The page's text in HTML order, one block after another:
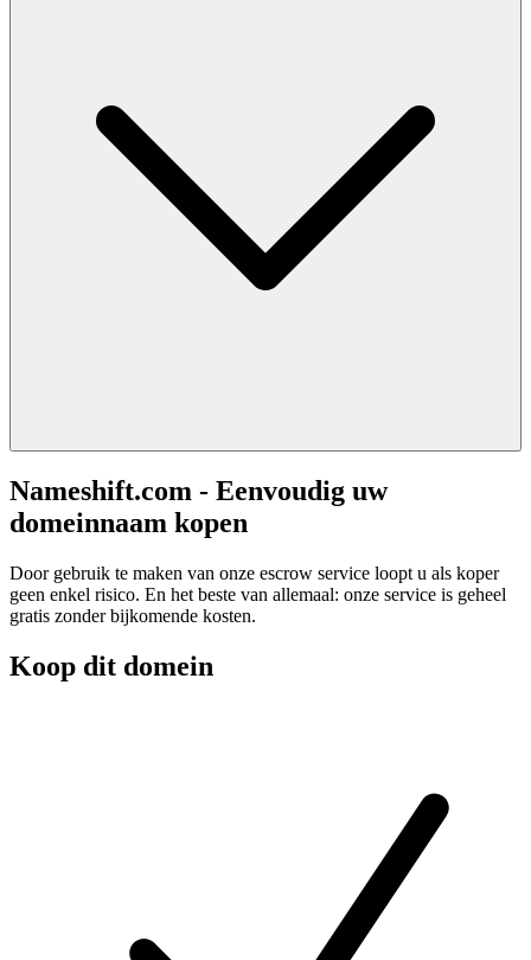
Nameshift.com - Eenvoudig uw
domeinnaam kopen
Door gebruik te maken van onze escrow service loopt u als koper
geen enkel risico. En het beste van allemaal: onze service is geheel
gratis zonder bijkomende kosten.
Koop dit domein